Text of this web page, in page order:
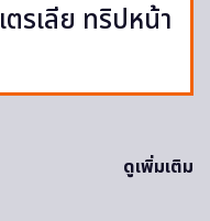
ตรเลีย ทริปหน้า
ดูเพิ่มเติม